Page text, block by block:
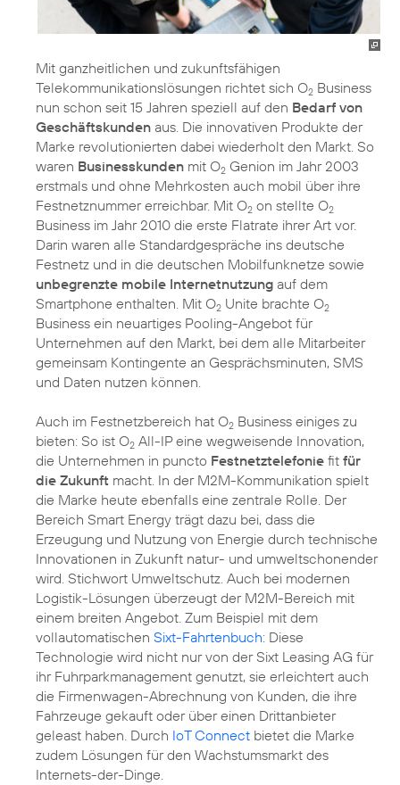
Mit ganzheitlichen und zukunftsfähigen
Telekommunikationslösungen richtet sich O2 Business
nun schon seit 15 Jahren speziell auf den Bedarf von
Geschäftskunden aus. Die innovativen Produkte der
Marke revolutionierten dabei wiederholt den Markt. So
waren Businesskunden mit O2 Genion im Jahr 2003
erstmals und ohne Mehrkosten auch mobil über ihre
Festnetznummer erreichbar. Mit O2 on stellte O2
Business im Jahr 2010 die erste Flatrate ihrer Art vor.
Darin waren alle Standardgespräche ins deutsche
Festnetz und in die deutschen Mobilfunknetze sowie
unbegrenzte mobile Internetnutzung auf dem
Smartphone enthalten. Mit O2 Unite brachte O2
Business ein neuartiges Pooling-Angebot für
Unternehmen auf den Markt, bei dem alle Mitarbeiter
gemeinsam Kontingente an Gesprächsminuten, SMS
und Daten nutzen können.
Auch im Festnetzbereich hat O2 Business einiges zu
bieten: So ist O2 All-IP eine wegweisende Innovation,
die Unternehmen in puncto Festnetztelefonie fit für
die Zukunft macht. In der M2M-Kommunikation spielt
die Marke heute ebenfalls eine zentrale Rolle. Der
Bereich Smart Energy trägt dazu bei, dass die
Erzeugung und Nutzung von Energie durch technische
Innovationen in Zukunft natur- und umweltschonender
wird. Stichwort Umweltschutz. Auch bei modernen
Logistik-Lösungen überzeugt der M2M-Bereich mit
einem breiten Angebot. Zum Beispiel mit dem
vollautomatischen Sixt-Fahrtenbuch: Diese
Technologie wird nicht nur von der Sixt Leasing AG für
ihr Fuhrparkmanagement genutzt, sie erleichtert auch
die Firmenwagen-Abrechnung von Kunden, die ihre
Fahrzeuge gekauft oder über einen Drittanbieter
geleast haben. Durch IoT Connect bietet die Marke
zudem Lösungen für den Wachstumsmarkt des
Internets-der-Dinge.